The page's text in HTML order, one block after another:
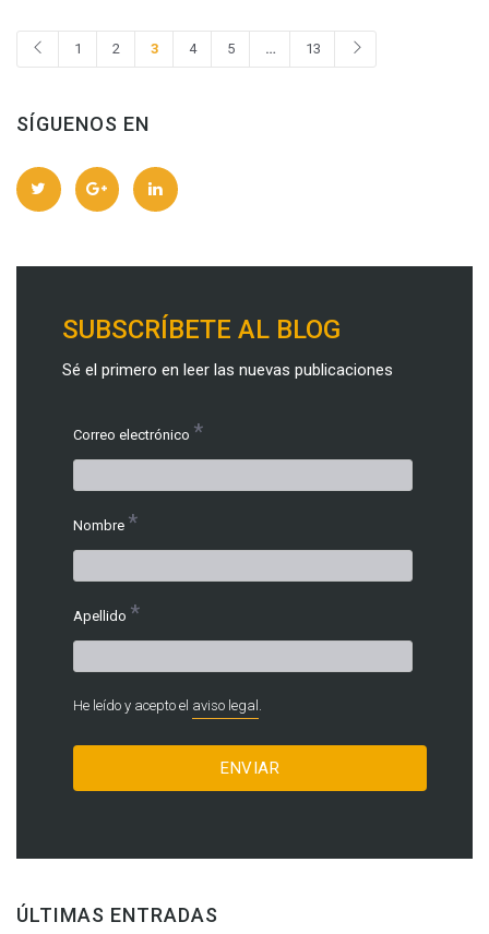
1 2 3 4 5 … 13
SÍGUENOS EN
SUBSCRÍBETE AL BLOG
Sé el primero en leer las nuevas publicaciones
Correo electrónico *
Nombre *
Apellido *
He leído y acepto el aviso legal .
ÚLTIMAS ENTRADAS